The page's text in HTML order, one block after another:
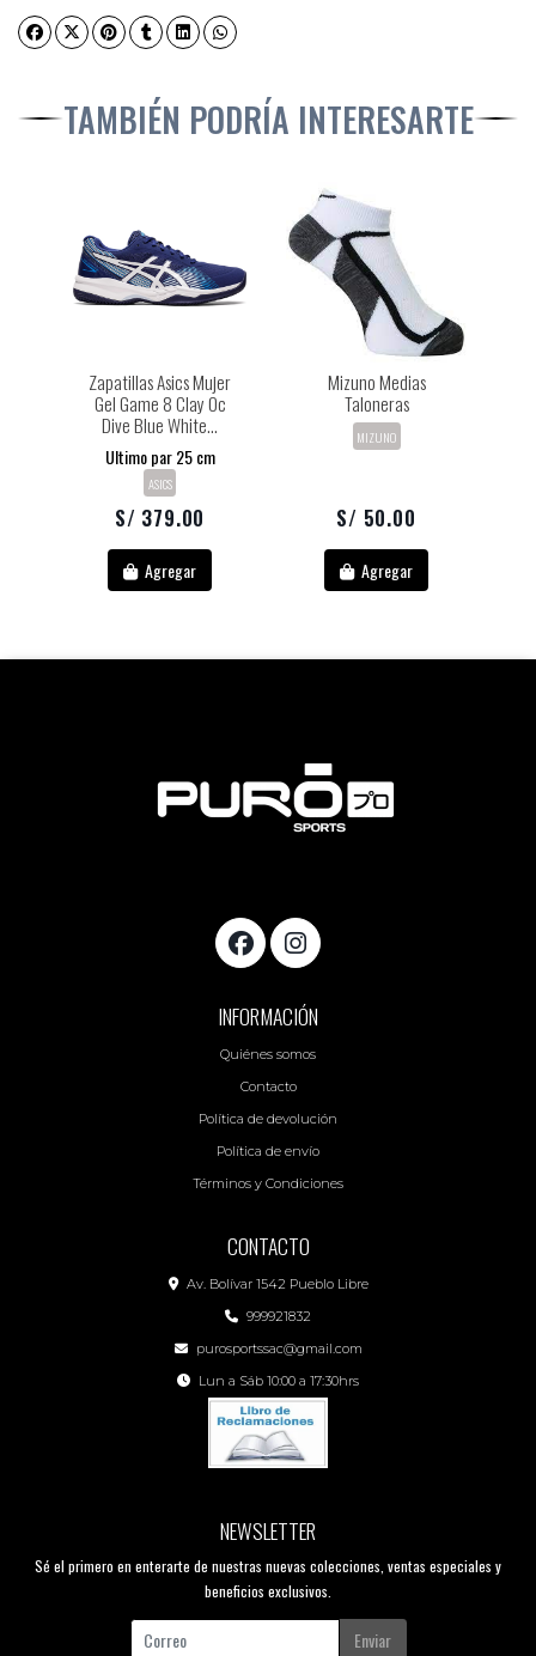
TAMBIÉN PODRÍA INTERESARTE
Zapatillas Asics Mujer
Gel Game 8 Clay Oc
Dive Blue White...
Ultimo par 25 cm
ASICS
S/ 379.00
Agregar
Mizuno Medias
Taloneras
MIZUNO
S/ 50.00
Agregar
INFORMACIÓN
Quiénes somos
Contacto
Política de devolución
Política de envío
Términos y Condiciones
CONTACTO
Av. Bolívar 1542 Pueblo Libre
999921832
purosportssac@gmail.com
Lun a Sáb 10:00 a 17:30hrs
NEWSLETTER
Sé el primero en enterarte de nuestras nuevas colecciones, ventas especiales y
beneficios exclusivos.
Enviar